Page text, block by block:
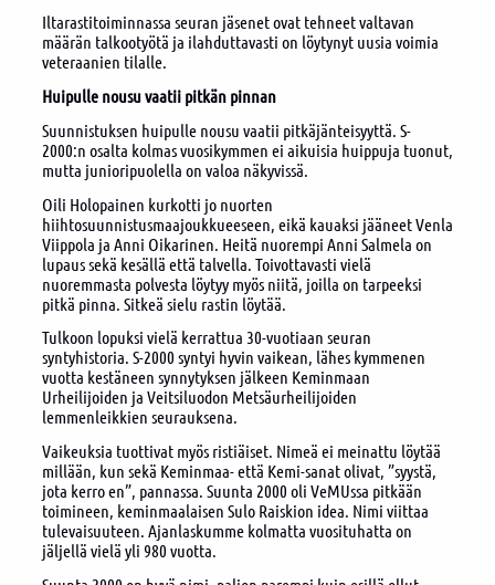
Iltarastitoiminnassa seuran jäsenet ovat tehneet valtavan
määrän talkootyötä ja ilahduttavasti on löytynyt uusia voimia
veteraanien tilalle.
Huipulle nousu vaatii pitkän pinnan
Suunnistuksen huipulle nousu vaatii pitkäjänteisyyttä. S-
2000:n osalta kolmas vuosikymmen ei aikuisia huippuja tuonut,
mutta junioripuolella on valoa näkyvissä.
Oili Holopainen kurkotti jo nuorten
hiihtosuunnistusmaajoukkueeseen, eikä kauaksi jääneet Venla
Viippola ja Anni Oikarinen. Heitä nuorempi Anni Salmela on
lupaus sekä kesällä että talvella. Toivottavasti vielä
nuoremmasta polvesta löytyy myös niitä, joilla on tarpeeksi
pitkä pinna. Sitkeä sielu rastin löytää.
Tulkoon lopuksi vielä kerrattua 30-vuotiaan seuran
syntyhistoria. S-2000 syntyi hyvin vaikean, lähes kymmenen
vuotta kestäneen synnytyksen jälkeen Keminmaan
Urheilijoiden ja Veitsiluodon Metsäurheilijoiden
lemmenleikkien seurauksena.
Vaikeuksia tuottivat myös ristiäiset. Nimeä ei meinattu löytää
millään, kun sekä Keminmaa- että Kemi-sanat olivat, ”syystä,
jota kerro en”, pannassa. Suunta 2000 oli VeMUssa pitkään
toimineen, keminmaalaisen Sulo Raiskion idea. Nimi viittaa
tulevaisuuteen. Ajanlaskumme kolmatta vuosituhatta on
jäljellä vielä yli 980 vuotta.